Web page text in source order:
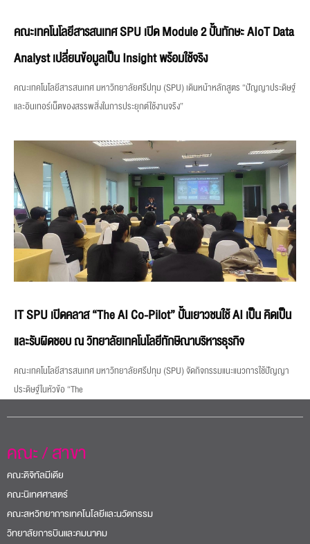
คณะเทคโนโลยีสารสนเทศ SPU เปิด Module 2 ปั้นทักษะ AIoT Data
Analyst เปลี่ยนข้อมูลเป็น Insight พร้อมใช้จริง
คณะเทคโนโลยีสารสนเทศ มหาวิทยาลัยศรีปทุม (SPU) เดินหน้าหลักสูตร “ปัญญาประดิษฐ์
และอินเทอร์เน็ตของสรรพสิ่งในการประยุกต์ใช้งานจริง”
IT SPU เปิดคลาส “The AI Co-Pilot” ปั้นเยาวชนใช้ AI เป็น คิดเป็น
และรับผิดชอบ ณ วิทยาลัยเทคโนโลยีทักษิณาบริหารธุรกิจ
คณะเทคโนโลยีสารสนเทศ มหาวิทยาลัยศรีปทุม (SPU) จัดกิจกรรมแนะแนวการใช้ปัญญา
ประดิษฐ์ในหัวข้อ “The
คณะ / สาขา
คณะดิจิทัลมีเดีย
คณะนิเทศศาสตร์
คณะสหวิทยาการเทคโนโลยีและนวัตกรรม
วิทยาลัยการบินและคมนาคม